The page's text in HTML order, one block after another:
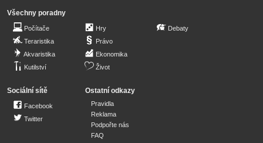
Všechny poradny
Počítače
Teraristika
Akvaristika
Kutilství
Hry
Právo
Ekonomika
Život
Debaty
Sociální sítě
Facebook
Twitter
Ostatní odkazy
Pravidla
Reklama
Podpořte nás
FAQ